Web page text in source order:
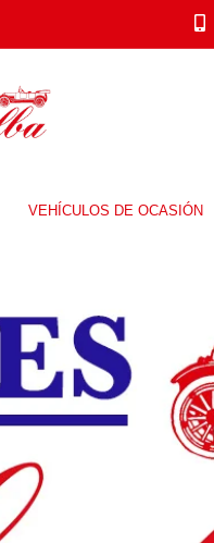
VEHÍCULOS DE OCASIÓN